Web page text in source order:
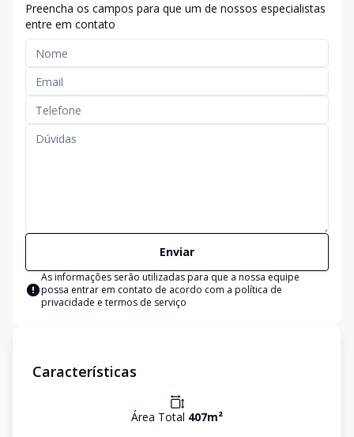
Preencha os campos para que um de nossos especialistas
entre em contato
Enviar
As informações serão utilizadas para que a nossa equipe
possa entrar em contato de acordo com a política de
privacidade e termos de serviço
Características
Área Total 407m²